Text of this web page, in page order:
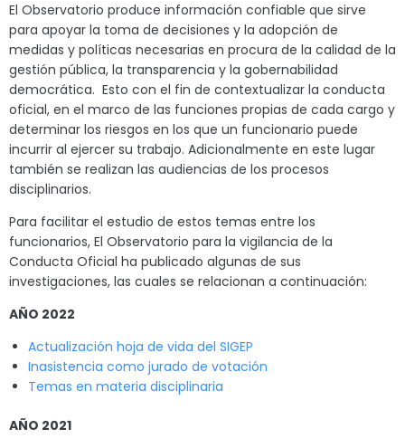
El Observatorio produce información confiable que sirve
para apoyar la toma de decisiones y la adopción de
medidas y políticas necesarias en procura de la calidad de la
gestión pública, la transparencia y la gobernabilidad
democrática. Esto con el fin de contextualizar la conducta
oficial, en el marco de las funciones propias de cada cargo y
determinar los riesgos en los que un funcionario puede
incurrir al ejercer su trabajo. Adicionalmente en este lugar
también se realizan las audiencias de los procesos
disciplinarios.
Para facilitar el estudio de estos temas entre los
funcionarios, El Observatorio para la vigilancia de la
Conducta Oficial ha publicado algunas de sus
investigaciones, las cuales se relacionan a continuación:
AÑO 2022
Actualización hoja de vida del SIGEP
Inasistencia como jurado de votación
Temas en materia disciplinaria
AÑO 2021